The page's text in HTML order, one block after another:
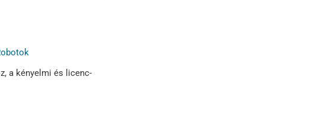
a kényelmi és licenc-